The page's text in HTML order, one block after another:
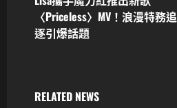
t
n
v
〈Priceless〉MV！浪漫特務追
逐引爆話題
RELATED NEWS